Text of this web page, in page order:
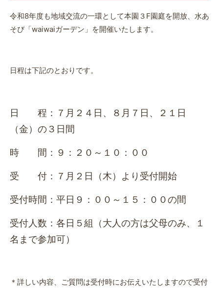
令和8年度も地域交流の一環として本園３F園庭を開放、水あ
そび「waiwaiガーデン」を開催いたします。
日程は下記のとおりです。
日 程：７月２４日、８月７日、２１日
（金）の３日間
時 間：９：２０～１０：００
受 付：７月２日（木）より受付開始
受付時間：平日９：００～１５：００の間
受付人数：各日５組（大人の方は父母のみ、１
名まで参加可）
＊詳しい内容、ご質問は受付時にお伝えいたしますので受付